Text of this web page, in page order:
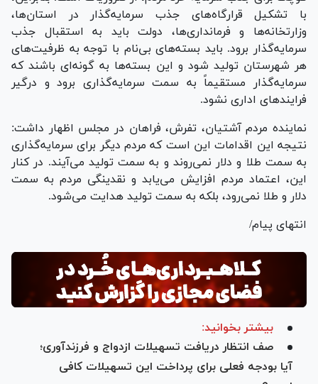
با تشکیل قرارگاه‌های جذب سرمایه‌گذار در استان‌ها،
وزارتخانه‌ها و فرمانداری‌ها، دولت باید به استقبال جذب
سرمایه‌گذار برود. باید بسته‌های بی‌نام با توجه به ظرفیت‌های
هر شهرستان تولید شود و این بسته‌ها به گونه‌ای باشند که
سرمایه‌گذار مستقیماً به سمت سرمایه‌گذاری برود و درگیر
فرایند‌های اداری نشود.
نماینده مردم آشتیان، تفرش، فراهان در مجلس اظهار داشت:
نتیجه این اقدامات این است که مردم دیگر برای سرمایه‌گذاری
به سمت طلا و دلار نمی‌روند و به سمت تولید می‌آیند. در کنار
این، اعتماد مردم افزایش می‌یابد و نقدینگی مردم به سمت
دلار و طلا نمی‌رود، بلکه به سمت تولید هدایت می‌شود.
انتهای پیام/
بیشتر بخوانید:
صف انتظار دریافت تسهیلات ازدواج و فرزندآوری؛
آیا بودجه فعلی برای پرداخت این تسهیلات کافی